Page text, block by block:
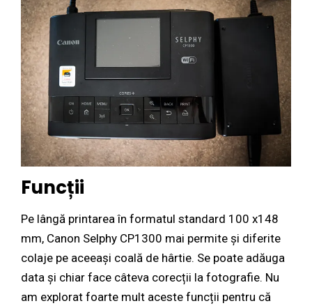
Funcții
Pe lângă printarea în formatul standard 100 x148
mm, Canon Selphy CP1300 mai permite și diferite
colaje pe aceeași coală de hârtie. Se poate adăuga
data și chiar face câteva corecții la fotografie. Nu
am explorat foarte mult aceste funcții pentru că